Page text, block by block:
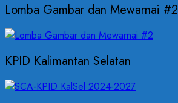
Lomba Gambar dan Mewarnai #2
KPID Kalimantan Selatan